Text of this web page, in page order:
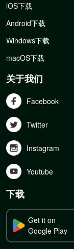
iOS下载
Android下载
Windows下载
macOS下载
关于我们
Facebook
Twitter
Instagram
Youtube
下载
Get it on
Google Play